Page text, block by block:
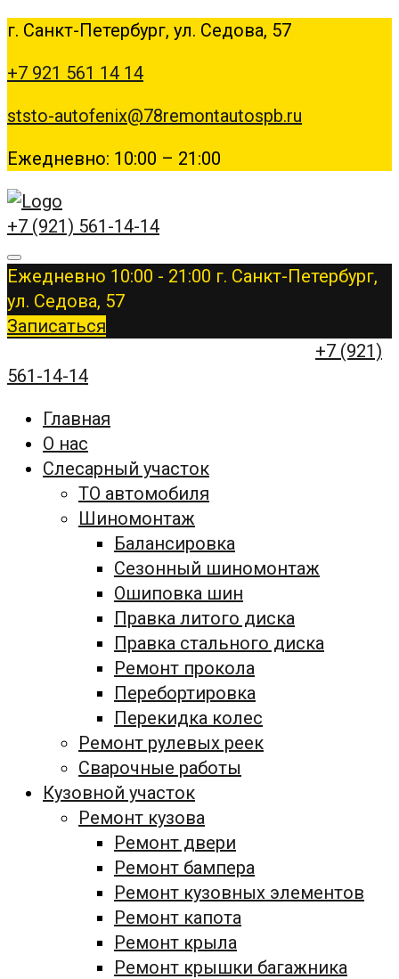
г. Санкт-Петербург, ул. Седова, 57
+7 921 561 14 14
ststo-autofenix@78remontautospb.ru
Ежедневно: 10:00 – 21:00
+7 (921) 561-14-14
Ежедневно 10:00 - 21:00 г. Санкт-Петербург,
ул. Седова, 57
Записаться
+7 (921)
561-14-14
Главная
О нас
Слесарный участок
ТО автомобиля
Шиномонтаж
Балансировка
Сезонный шиномонтаж
Ошиповка шин
Правка литого диска
Правка стального диска
Ремонт прокола
Перебортировка
Перекидка колес
Ремонт рулевых реек
Сварочные работы
Кузовной участок
Ремонт кузова
Ремонт двери
Ремонт бампера
Ремонт кузовных элементов
Ремонт капота
Ремонт крыла
Ремонт крышки багажника